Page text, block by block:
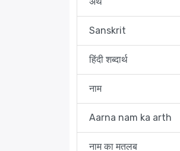
Sanskrit
हिंदी शब्दार्थ
नाम
Aarna nam ka arth
नाम का मतलब